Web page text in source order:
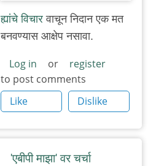
होता.
अजो१२३
ह्यांचे विचार वाचून निदान एक मत
बनवण्यास आक्षेप नसावा.
Log in or
register
to post comments
Like
Dislike
'एबीपी माझा' वर चर्चा